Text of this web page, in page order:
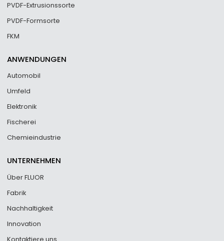
PVDF-Extrusionssorte
PVDF-Formsorte
FKM
ANWENDUNGEN
Automobil
Umfeld
Elektronik
Fischerei
Chemieindustrie
UNTERNEHMEN
Über FLUOR
Fabrik
Nachhaltigkeit
Innovation
Kontaktiere uns